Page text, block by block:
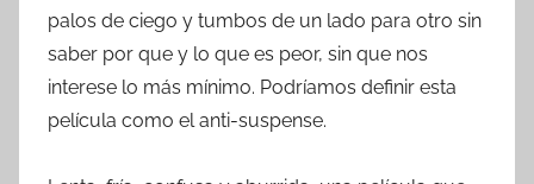
palos de ciego y tumbos de un lado para otro sin
saber por que y lo que es peor, sin que nos
interese lo más mínimo. Podríamos definir esta
película como el anti-suspense.